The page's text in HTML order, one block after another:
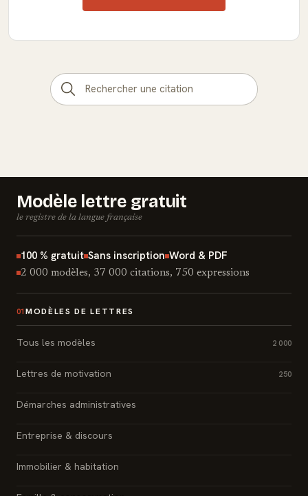
Modèle lettre gratuit
le registre de la langue française
100 % gratuit Sans inscription Word & PDF
2 000 modèles, 37 000 citations, 750 expressions
01 MODÈLES DE LETTRES
Tous les modèles 2 000
Lettres de motivation 250
Démarches administratives
Entreprise & discours
Immobilier & habitation